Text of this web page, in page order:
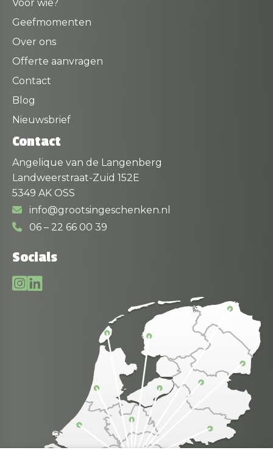
Voor wie?
Geefmomenten
Over ons
Offerte aanvragen
Contact
Blog
Nieuwsbrief
Contact
Angelique van de Langenberg
Landweerstraat-Zuid 152E
5349 AK OSS
info@grootsingeschenken.nl
06 – 22 66 00 39
Socials